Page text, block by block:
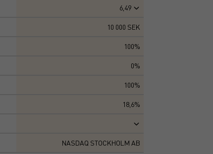
6,49
10 000 SEK
100%
0%
100%
18,6%
NASDAQ STOCKHOLM AB